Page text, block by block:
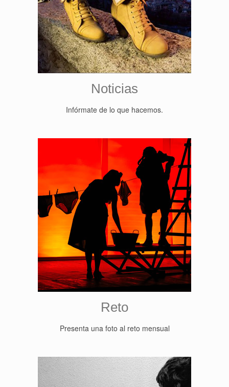
Noticias
Infórmate de lo que hacemos.
Reto
Presenta una foto al reto mensual